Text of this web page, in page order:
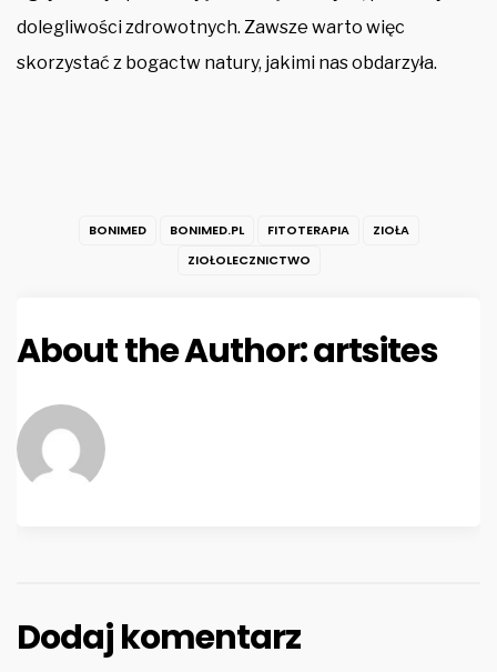
dolegliwości zdrowotnych. Zawsze warto więc
skorzystać z bogactw natury, jakimi nas obdarzyła.
BONIMED BONIMED.PL FITOTERAPIA
ZIOŁA
ZIOŁOLECZNICTWO
About the Author:artsites
Dodaj komentarz